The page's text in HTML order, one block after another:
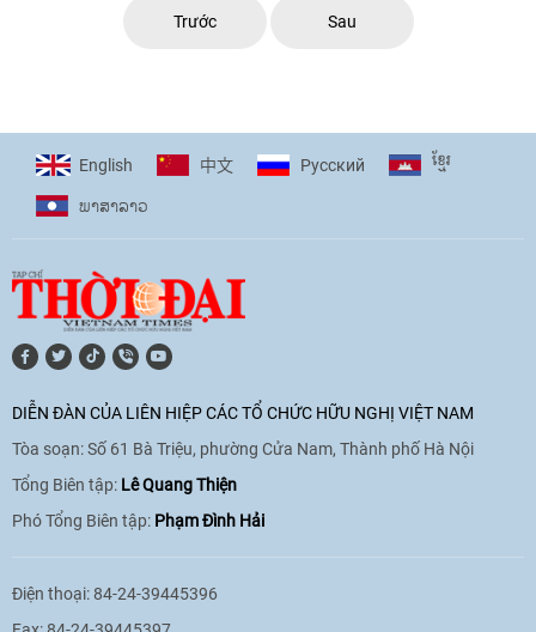
Trước Sau
English 中文 Pусский ខ្មែរ
ພາ​ສາ​ລາວ
DIỄN ĐÀN CỦA LIÊN HIỆP CÁC TỔ CHỨC HỮU NGHỊ VIỆT NAM
Tòa soạn: Số 61 Bà Triệu, phường Cửa Nam, Thành phố Hà Nội
Tổng Biên tập: Lê Quang Thiện
Phó Tổng Biên tập: Phạm Đình Hải
Điện thoại: 84-24-39445396